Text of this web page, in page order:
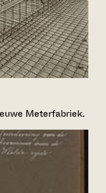
Meterfabriek.